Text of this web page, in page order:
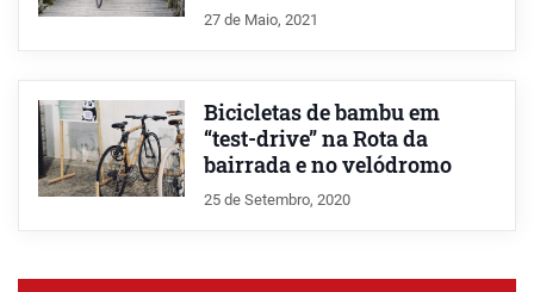
27 de Maio, 2021
Bicicletas de bambu em
“test-drive” na Rota da
bairrada e no velódromo
25 de Setembro, 2020